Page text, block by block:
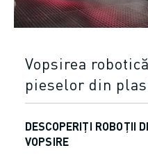
Vopsirea
pieselor din
DESCOPERIȚI ROBOȚII
VOPSIRE